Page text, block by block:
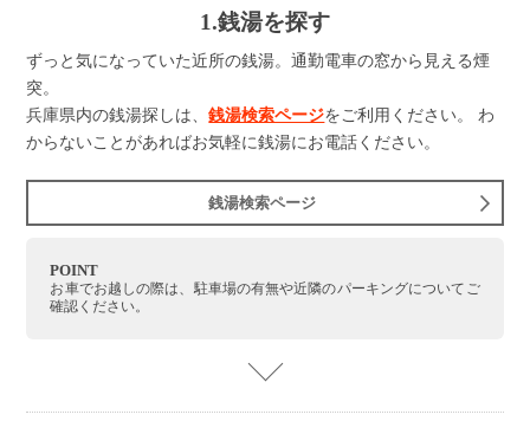
1.銭湯を探す
ずっと気になっていた近所の銭湯。通勤電車の窓から見える煙
突。
兵庫県内の銭湯探しは、銭湯検索ページをご利用ください。 わ
からないことがあればお気軽に銭湯にお電話ください。
銭湯検索ページ
POINT
お車でお越しの際は、駐車場の有無や近隣のパーキングについてご
確認ください。